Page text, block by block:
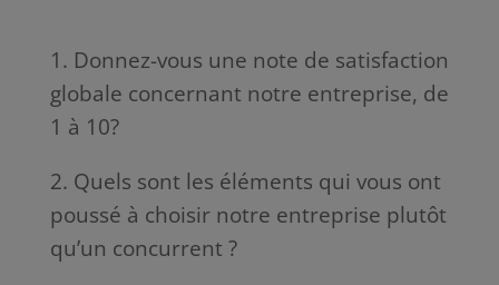
1. Donnez-vous une note de satisfaction
globale concernant notre entreprise, de
1 à 10?
2. Quels sont les éléments qui vous ont
poussé à choisir notre entreprise plutôt
qu’un concurrent ?